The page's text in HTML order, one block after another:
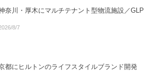
奈川・厚木にマルチテナント型物流施設／GLP
8/7
都にヒルトンのライフスタイルブランド開発